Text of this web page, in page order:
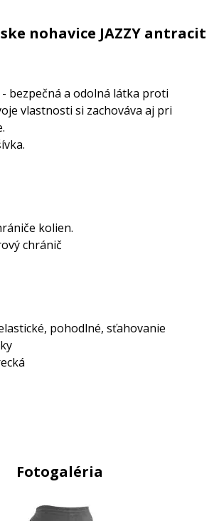
nohavice JAZZY antracit
bezpečná a odolná látka proti
vlastnosti si zachováva aj pri
kolien.
chránič
pohodlné, sťahovanie
Fotogaléria